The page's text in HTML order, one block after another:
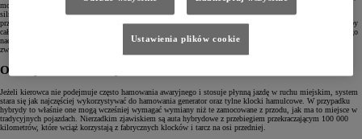
moduły sterujące systemem hybrydowym uruchamiają hamowanie odzyskowe. Czynią to za pośrednictwem
silnika trakcyjnego znajdującego się w skrzyni biegów, generując ładunek elektryczny, który jest następnie
przekazywany do akumulatora hybrydowego. Generator wytwarza opór, który spowalnia auto. Oczywiście, aby
całkowicie zatrzymać pojazd, niezbędne będzie użycie tarcz, klocków i zacisków. Również w sytuacji mocnego
naciśnięcia na pedał hamulca tarcze zostaną bezzwłocznie zatrzymane przy dodatkowej asyście systemu
zwiększającego ciśnienie w układzie hamulcowym (system BA).
Oszczędności na każdym kilometrze
Jeżeli kierowca nie podejmuje często hamowania awaryjnego i stosuje płynną jazdę w ruchu miejskim, system
stara się jak najczęściej wykorzystywać do hamowania generator oraz tylne klocki hamulcowe. W przypadku
hybrydy to właśnie one mogą wcześniej wymagać wymiany niż te zamocowane z przodu, jak ma to miejsce w
tradycyjnych pojazdach. Nierzadkim zjawiskiem są auta hybrydowe z przebiegiem przekraczającym 100 000
kilometrów, które wciąż korzystają z fabrycznych klocków i tarcz na osi przedniej.
Ustawienia plików cookie